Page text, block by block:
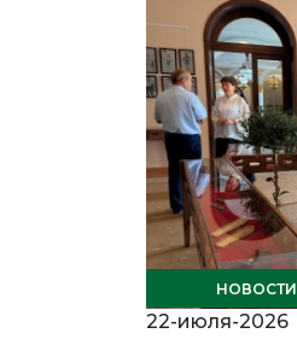
НОВОСТИ
22-июля-2026